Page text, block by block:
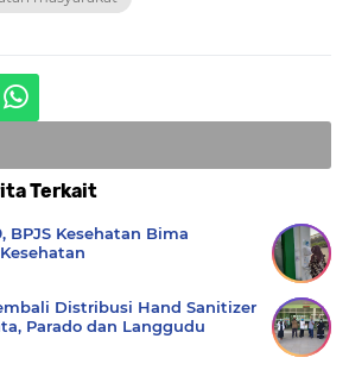
Terkait
BPJS Kesehatan Bima
Distribusi Hand Sanitizer
Parado dan Langgudu